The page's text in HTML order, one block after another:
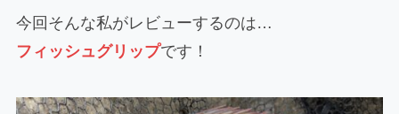
今回そんな私がレビューするのは…
フィッシュグリップです！